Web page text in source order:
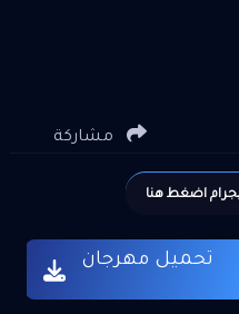
اضغط هنا
تحميل مهرجان
مشاركة